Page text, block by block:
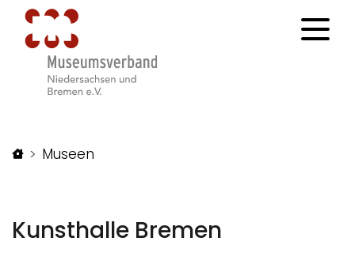
Startseite
Museen
Kunsthalle Bremen